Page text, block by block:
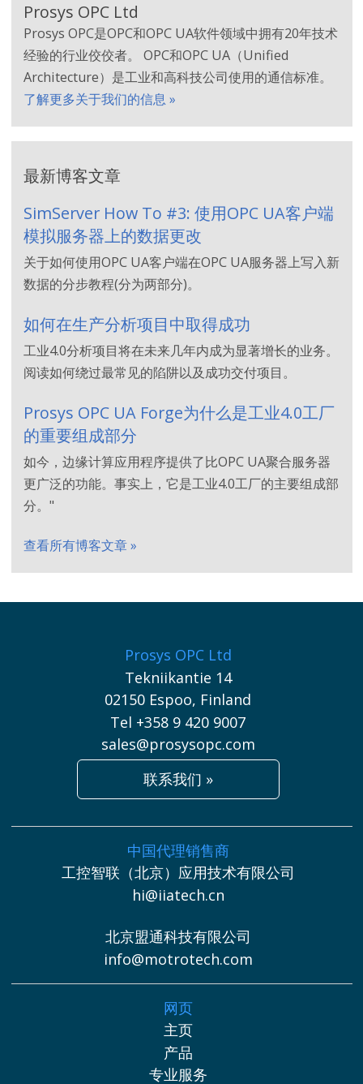
Prosys OPC Ltd
Prosys OPC是OPC和OPC UA软件领域中拥有20年技术
经验的行业佼佼者。 OPC和OPC UA（Unified
Architecture）是工业和高科技公司使用的通信标准。
了解更多关于我们的信息 »
最新博客文章
SimServer How To #3: 使用OPC UA客户端
模拟服务器上的数据更改
关于如何使用OPC UA客户端在OPC UA服务器上写入新
数据的分步教程(分为两部分)。
如何在生产分析项目中取得成功
工业4.0分析项目将在未来几年内成为显著增长的业务。
阅读如何绕过最常见的陷阱以及成功交付项目。
Prosys OPC UA Forge为什么是工业4.0工厂
的重要组成部分
如今，边缘计算应用程序提供了比OPC UA聚合服务器
更广泛的功能。事实上，它是工业4.0工厂的主要组成部
分。"
查看所有博客文章 »
Prosys OPC Ltd
Tekniikantie 14
02150 Espoo, Finland
Tel +358 9 420 9007
sales@prosysopc.com
联系我们 »
中国代理销售商
工控智联（北京）应用技术有限公司
hi@iiatech.cn
北京盟通科技有限公司
info@motrotech.com
网页
主页
产品
专业服务